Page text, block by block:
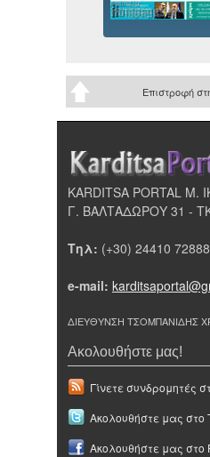
Επιστροφή
KARDITSA PORTAL Μ.
Γ. ΒΑΛΤΑΔΩΡΟΥ 31 -
Τηλ: (+30) 24410 72888
e-mail:
ΔΙΕΥΘΥΝΣΗ ΤΣΟΜΠΑΝΙΔΗΣ
Ακολουθήστε μας!
Γίνετε συνδρομητές
Ακολουθήστε μας στο
Ακολουθήστε μας στο